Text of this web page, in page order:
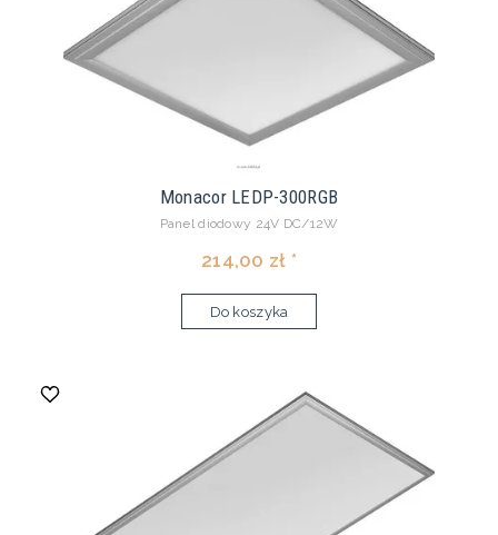
Monacor LEDP-300RGB
Panel diodowy 24V DC/12W
214,00 zł *
Do koszyka